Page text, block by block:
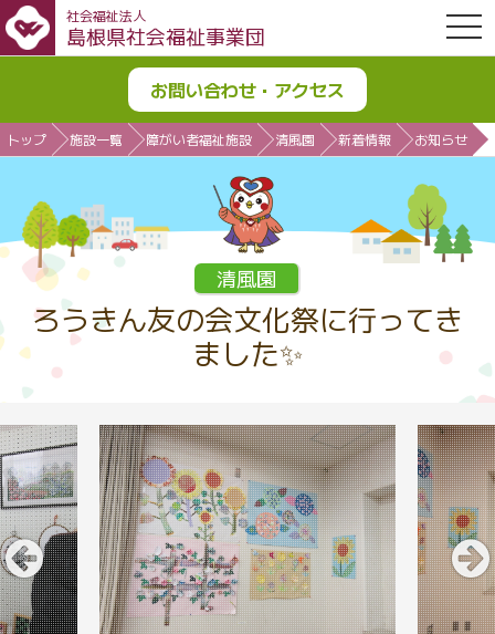
社会福祉法人
島根県社会福祉事業団
お問い合わせ・アクセス
トップ 施設一覧 障がい者福祉施設 清風園 新着情報 お知らせ
清風園
ろうきん友の会文化祭に行ってき
ました✨